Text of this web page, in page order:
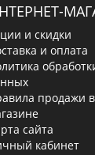
и скидки
и оплата
продажи
сайта
кабинет